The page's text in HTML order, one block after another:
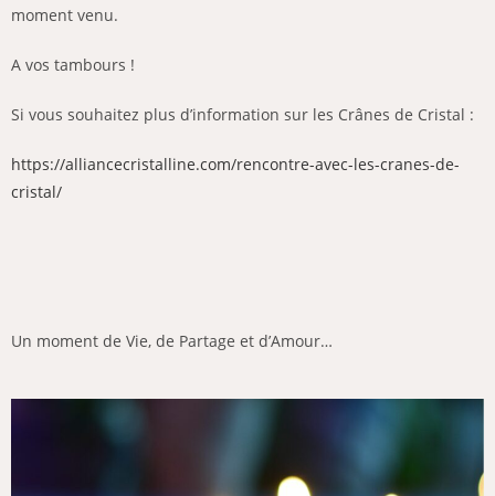
moment venu.
A vos tambours !
Si vous souhaitez plus d’information sur les Crânes de Cristal :
https://alliancecristalline.com/rencontre-avec-les-cranes-de-
cristal/
Un moment de Vie, de Partage et d’Amour…